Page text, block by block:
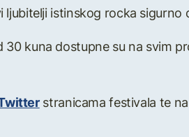
istinskog rocka sigurno
kuna dostupne su na svim
stranicama festivala te